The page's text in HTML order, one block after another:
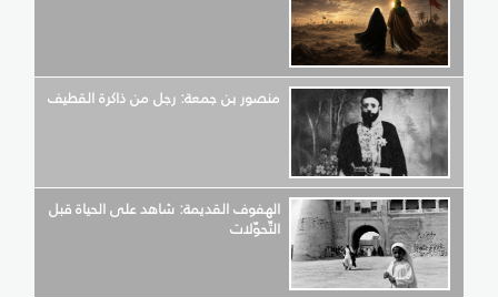
منصور بن جمعة: رجل من ذاكرة القطيف
الهفوف القديمة: شاهد على الحياة قبل
التّحوّلات